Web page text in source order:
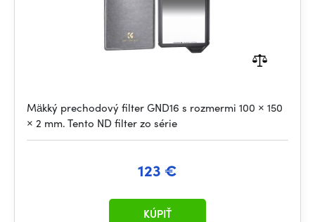
Mäkký prechodový filter GND16 s rozmermi 100 × 150
× 2 mm. Tento ND filter zo série
123 €
KÚPIŤ